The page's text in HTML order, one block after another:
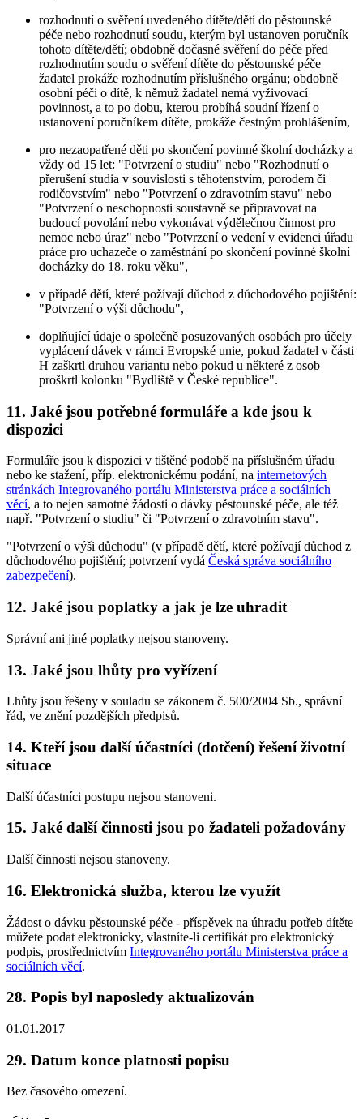
rozhodnutí o svěření uvedeného dítěte/dětí do pěstounské
péče nebo rozhodnutí soudu, kterým byl ustanoven poručník
tohoto dítěte/dětí; obdobně dočasné svěření do péče před
rozhodnutím soudu o svěření dítěte do pěstounské péče
žadatel prokáže rozhodnutím příslušného orgánu; obdobně
osobní péči o dítě, k němuž žadatel nemá vyživovací
povinnost, a to po dobu, kterou probíhá soudní řízení o
ustanovení poručníkem dítěte, prokáže čestným prohlášením,
pro nezaopatřené děti po skončení povinné školní docházky a
vždy od 15 let: "Potvrzení o studiu" nebo "Rozhodnutí o
přerušení studia v souvislosti s těhotenstvím, porodem či
rodičovstvím" nebo "Potvrzení o zdravotním stavu" nebo
"Potvrzení o neschopnosti soustavně se připravovat na
budoucí povolání nebo vykonávat výdělečnou činnost pro
nemoc nebo úraz" nebo "Potvrzení o vedení v evidenci úřadu
práce pro uchazeče o zaměstnání po skončení povinné školní
docházky do 18. roku věku",
v případě dětí, které požívají důchod z důchodového pojištění:
"Potvrzení o výši důchodu",
doplňující údaje o společně posuzovaných osobách pro účely
vyplácení dávek v rámci Evropské unie, pokud žadatel v části
H zaškrtl druhou variantu nebo pokud u některé z osob
proškrtl kolonku "Bydliště v České republice".
11. Jaké jsou potřebné formuláře a kde jsou k
dispozici
Formuláře jsou k dispozici v tištěné podobě na příslušném úřadu
nebo ke stažení, příp. elektronickému podání, na internetových
stránkách Integrovaného portálu Ministerstva práce a sociálních
věcí, a to nejen samotné žádosti o dávky pěstounské péče, ale též
např. "Potvrzení o studiu" či "Potvrzení o zdravotním stavu".
"Potvrzení o výši důchodu" (v případě dětí, které požívají důchod z
důchodového pojištění; potvrzení vydá Česká správa sociálního
zabezpečení).
12. Jaké jsou poplatky a jak je lze uhradit
Správní ani jiné poplatky nejsou stanoveny.
13. Jaké jsou lhůty pro vyřízení
Lhůty jsou řešeny v souladu se zákonem č. 500/2004 Sb., správní
řád, ve znění pozdějších předpisů.
14. Kteří jsou další účastníci (dotčení) řešení životní
situace
Další účastníci postupu nejsou stanoveni.
15. Jaké další činnosti jsou po žadateli požadovány
Další činnosti nejsou stanoveny.
16. Elektronická služba, kterou lze využít
Žádost o dávku pěstounské péče - příspěvek na úhradu potřeb dítěte
můžete podat elektronicky, vlastníte-li certifikát pro elektronický
podpis, prostřednictvím Integrovaného portálu Ministerstva práce a
sociálních věcí.
28. Popis byl naposledy aktualizován
01.01.2017
29. Datum konce platnosti popisu
Bez časového omezení.